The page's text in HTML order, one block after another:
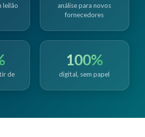
leilão
análise para novos
fornecedores
de
100%
digital, sem papel